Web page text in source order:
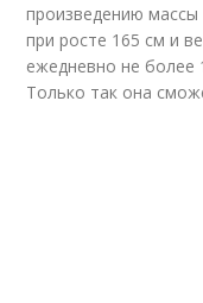
произведению
при росте 165 см и
ежедневно не более
Только так она